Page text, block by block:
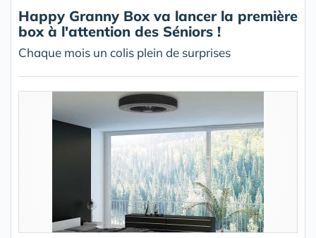
Happy Granny Box va lancer la première
box à l'attention des Séniors !
Chaque mois un colis plein de surprises